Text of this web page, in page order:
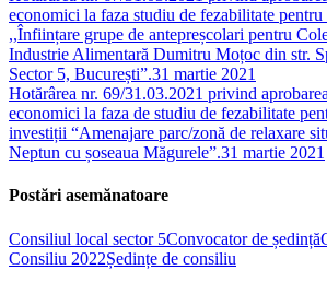
economici la faza studiu de fezabilitate
,,Înființare grupe de antepreșcolari pentru
Industrie Alimentară Dumitru Moțoc din str.
Sector 5, București”.31 martie 2021
Hotărârea nr. 69/31.03.2021 privind
economici la faza de studiu de fezabilitate
investiții “Amenajare parc/zonă de relaxare
Neptun cu șoseaua Măgurele”.31 martie 2021
Postări asemănatoare
Consiliul local sector 5Convocator de ședință
Consiliu 2022Ședințe de consiliu